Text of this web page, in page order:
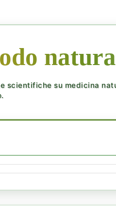
scientifiche su medicina